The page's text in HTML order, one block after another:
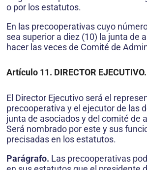
o por los estatutos.
En las precooperativas cuyo
sea superior a diez (10) la junta de
hacer las veces de Comité de
Artículo 11. DIRECTOR EJECUTIVO.
El Director Ejecutivo será el
precooperativa y el ejecutor de las
junta de asociados y del comité de
Será nombrado por este y sus
precisadas en los estatutos.
Parágrafo. Las precooperativas